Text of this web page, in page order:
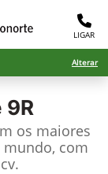
LIGAR
Alterar
9R
os maiores
mundo, com